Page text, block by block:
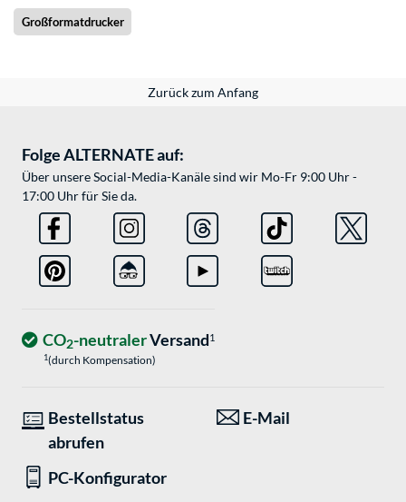
Großformatdrucker
Zurück zum Anfang
Folge ALTERNATE auf:
Über unsere Social-Media-Kanäle sind wir Mo-Fr 9:00 Uhr -
17:00 Uhr für Sie da.
CO2-neutralerVersand1
1(durch Kompensation)
Bestellstatus
abrufen
E-Mail
PC-Konfigurator